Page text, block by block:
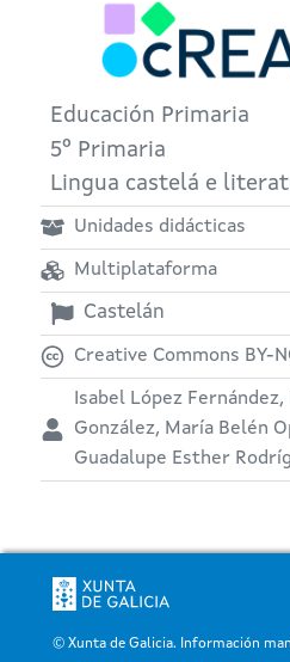
Educación Primaria
5º Primaria
Lingua castelá e
Unidades didácticas
Multiplataforma
Castelán
Creative Commons BY-
Isabel López
González, María Belén
Guadalupe Esther
© Xunta de Galicia. Información